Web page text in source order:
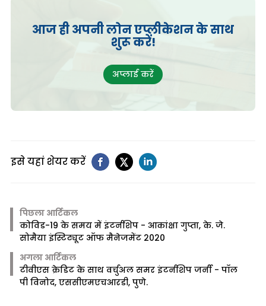
आज ही अपनी लोन एप्लीकेशन के साथ
शुरू करें!
अप्लाई करें
इसे यहां शेयर करें
पिछला आर्टिकल
कोविड-19 के समय में इंटर्नशिप - आकांक्षा गुप्ता, के. जे.
सोमैया इंस्टिट्यूट ऑफ मैनेजमेंट 2020
अगला आर्टिकल
टीवीएस क्रेडिट के साथ वर्चुअल समर इंटर्नशिप जर्नी - पॉल
पी विनोद, एससीएमएचआरडी, पुणे.